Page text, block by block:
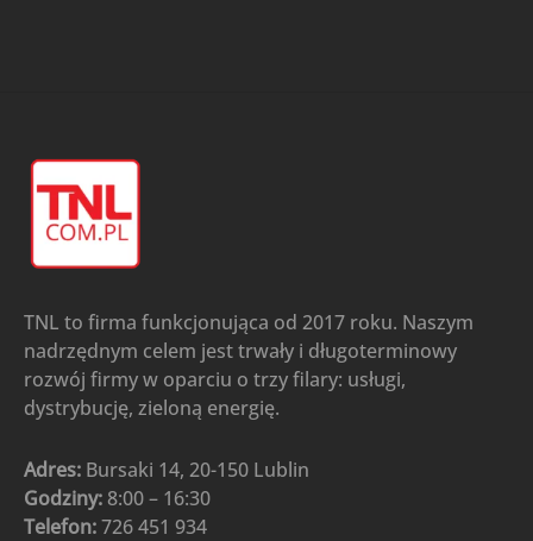
TNL to firma funkcjonująca od 2017 roku. Naszym
nadrzędnym celem jest trwały i długoterminowy
rozwój firmy w oparciu o trzy filary: usługi,
dystrybucję, zieloną energię.
Adres: Bursaki 14, 20-150 Lublin
Godziny: 8:00 – 16:30
Telefon:726 451 934